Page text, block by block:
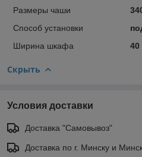
Размеры чаши
Способ установки
Ширина шкафа
40
Скрыть
Условия доставки
Доставка "Самовывоз"
Доставка по г. Минску и